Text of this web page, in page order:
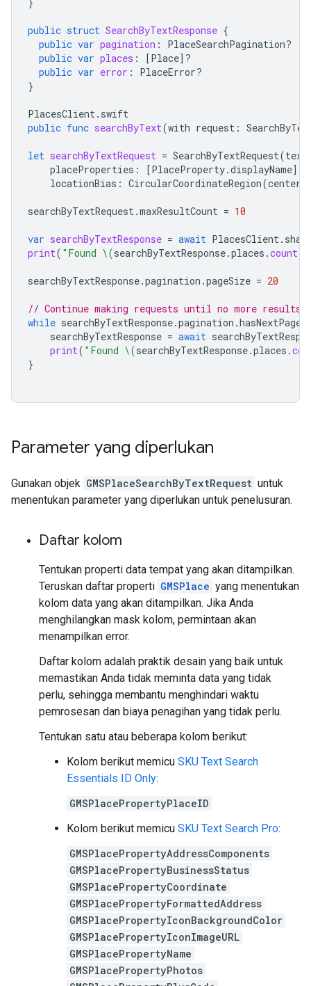
public struct SearchByTextResponse {
public var pagination : PlaceSearchPagination?
public var places : [Place]?
public var error : PlaceError?
}
PlacesClient. swift
public func searchByText(with request :
let searchByTextRequest = SearchByTextRequest(
placeProperties : [PlaceProperty.displayName],
locationBias : CircularCoordinateRegion(center
searchByTextRequest.maxResultCount = 10
var searchByTextResponse = await PlacesClient.
print( "Found \(searchByTextResponse.places .count
searchByTextResponse.pagination .pageSize = 20
// Continue making requests until no more results
while searchByTextResponse.pagination .hasNextPage
searchByTextResponse = await
print( "Found \(searchByTextResponse.places .
}
Parameter yang diperlukan
Gunakan objek GMSPlaceSearchByTextRequest untuk
menentukan parameter yang diperlukan untuk penelusuran.
Daftar kolom
Tentukan properti data tempat yang akan ditampilkan.
Teruskan daftar properti GMSPlace yang menentukan
kolom data yang akan ditampilkan. Jika Anda
menghilangkan mask kolom, permintaan akan
menampilkan error.
Daftar kolom adalah praktik desain yang baik untuk
memastikan Anda tidak meminta data yang tidak
perlu, sehingga membantu menghindari waktu
pemrosesan dan biaya penagihan yang tidak perlu.
Tentukan satu atau beberapa kolom berikut:
Kolom berikut memicu SKU Text Search
Essentials ID Only:
GMSPlacePropertyPlaceID
Kolom berikut memicu SKU Text Search Pro:
GMSPlacePropertyAddressComponents
GMSPlacePropertyBusinessStatus
GMSPlacePropertyCoordinate
GMSPlacePropertyFormattedAddress
GMSPlacePropertyIconBackgroundColor
GMSPlacePropertyIconImageURL
GMSPlacePropertyName
GMSPlacePropertyPhotos